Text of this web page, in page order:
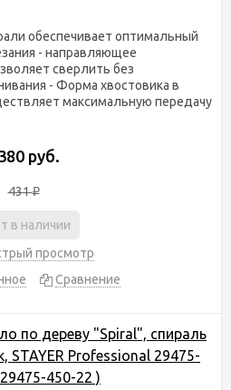
обеспечивает оптимальный
- направляющее
сверлить без
- Форма хвостовика в
максимальную передачу
руб.
431₽
в наличии
просмотр
Сравнение
по дереву "Spiral", спираль
STAYER Professional 29475-
450-22 )